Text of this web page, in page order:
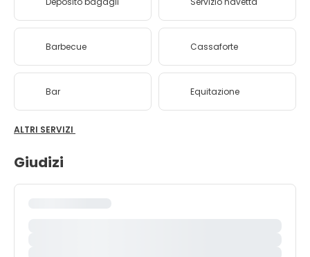
Barbecue Cassaforte
Bar Equitazione
ALTRI SERVIZI
Giudizi